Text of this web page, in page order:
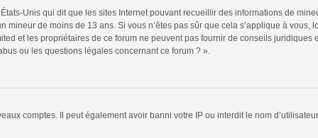
Unis qui dit que les sites Internet pouvant recueillir des informations de
mineur de moins de 13 ans. Si vous n’êtes pas sûr que cela s’applique à
et les propriétaires de ce forum ne peuvent pas fournir de conseils
ou les questions légales concernant ce forum ? ».
comptes. Il peut également avoir banni votre IP ou interdit le nom